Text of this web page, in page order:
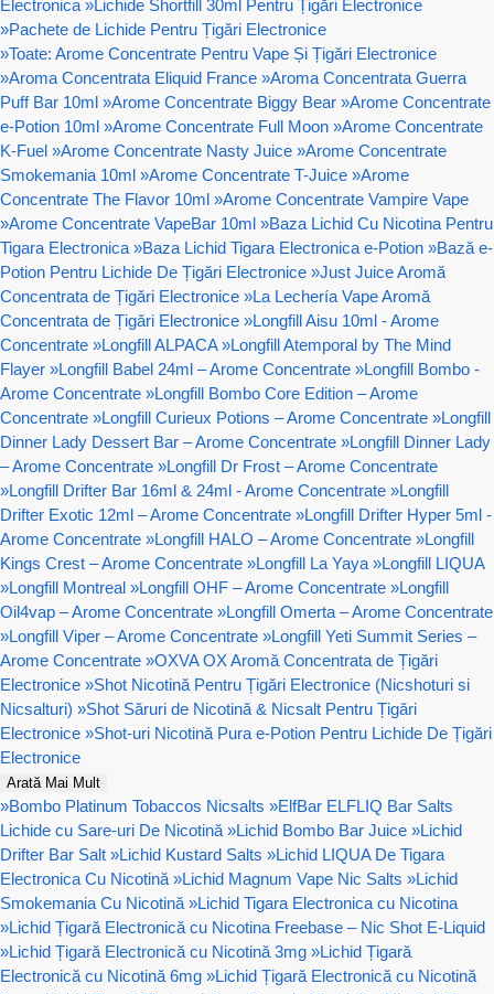
Electronica »Lichide Shortfill 30ml Pentru Țigări Electronice
»Pachete de Lichide Pentru Țigări Electronice
»Toate: Arome Concentrate Pentru Vape Și Țigări Electronice
»Aroma Concentrata Eliquid France »Aroma Concentrata Guerra
Puff Bar 10ml »Arome Concentrate Biggy Bear »Arome Concentrate
e-Potion 10ml »Arome Concentrate Full Moon »Arome Concentrate
K-Fuel »Arome Concentrate Nasty Juice »Arome Concentrate
Smokemania 10ml »Arome Concentrate T-Juice »Arome
Concentrate The Flavor 10ml »Arome Concentrate Vampire Vape
»Arome Concentrate VapeBar 10ml »Baza Lichid Cu Nicotina Pentru
Tigara Electronica »Baza Lichid Tigara Electronica e-Potion »Bază e-
Potion Pentru Lichide De Țigări Electronice »Just Juice Aromă
Concentrata de Țigări Electronice »La Lechería Vape Aromă
Concentrata de Țigări Electronice »Longfill Aisu 10ml - Arome
Concentrate »Longfill ALPACA »Longfill Atemporal by The Mind
Flayer »Longfill Babel 24ml – Arome Concentrate »Longfill Bombo -
Arome Concentrate »Longfill Bombo Core Edition – Arome
Concentrate »Longfill Curieux Potions – Arome Concentrate »Longfill
Dinner Lady Dessert Bar – Arome Concentrate »Longfill Dinner Lady
– Arome Concentrate »Longfill Dr Frost – Arome Concentrate
»Longfill Drifter Bar 16ml & 24ml - Arome Concentrate »Longfill
Drifter Exotic 12ml – Arome Concentrate »Longfill Drifter Hyper 5ml -
Arome Concentrate »Longfill HALO – Arome Concentrate »Longfill
Kings Crest – Arome Concentrate »Longfill La Yaya »Longfill LIQUA
»Longfill Montreal »Longfill OHF – Arome Concentrate »Longfill
Oil4vap – Arome Concentrate »Longfill Omerta – Arome Concentrate
»Longfill Viper – Arome Concentrate »Longfill Yeti Summit Series –
Arome Concentrate »OXVA OX Aromă Concentrata de Țigări
Electronice »Shot Nicotină Pentru Țigări Electronice (Nicshoturi si
Nicsalturi) »Shot Săruri de Nicotină & Nicsalt Pentru Țigări
Electronice »Shot-uri Nicotină Pura e-Potion Pentru Lichide De Țigări
Electronice
Arată Mai Mult
»Bombo Platinum Tobaccos Nicsalts »ElfBar ELFLIQ Bar Salts
Lichide cu Sare-uri De Nicotină »Lichid Bombo Bar Juice »Lichid
Drifter Bar Salt »Lichid Kustard Salts »Lichid LIQUA De Tigara
Electronica Cu Nicotină »Lichid Magnum Vape Nic Salts »Lichid
Smokemania Cu Nicotină »Lichid Tigara Electronica cu Nicotina
»Lichid Țigară Electronică cu Nicotina Freebase – Nic Shot E-Liquid
»Lichid Țigară Electronică cu Nicotină 3mg »Lichid Țigară
Electronică cu Nicotină 6mg »Lichid Țigară Electronică cu Nicotină